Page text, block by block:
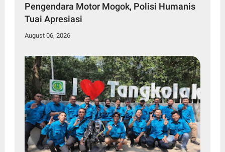
Pengendara Motor Mogok, Polisi Humanis
Tuai Apresiasi
August 06, 2026